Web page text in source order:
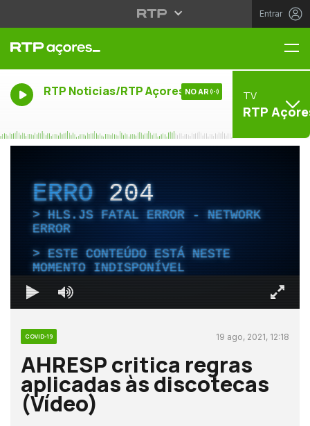
Entrar
RTP Noticias/RTP Açores NO AR TV
RTP
ERRO204
HLS.JS FATAL ERROR - NETWORK
ERROR
ESTE CONTEÚDO ESTÁ NESTE
MOMENTO INDISPONÍVEL
COVID-19 19 ago, 2021, 12:18
AHRESP critica regras
aplicadas às discotecas
(Vídeo)